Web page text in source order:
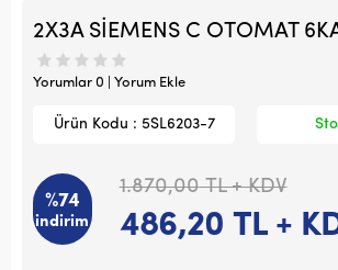
2X3A SİEMENS C OTOMAT
Yorumlar 0 | Yorum Ekle
Ürün Kodu : 5SL6203-7
%74
indirim
1.870,00TL + KDV
486,20 TL +